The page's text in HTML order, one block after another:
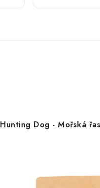
Hunting Dog - Mořská